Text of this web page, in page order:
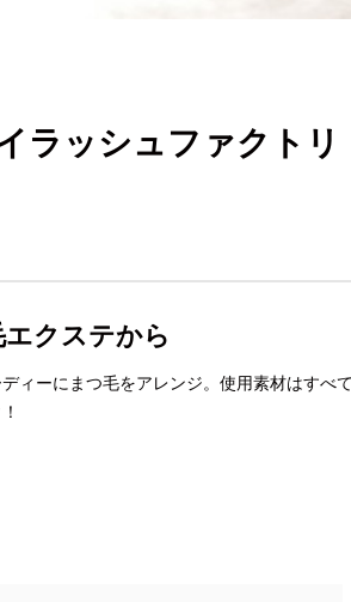
ラッシュファクトリ
クステから
ィーにまつ毛をアレンジ。使用素材はすべ